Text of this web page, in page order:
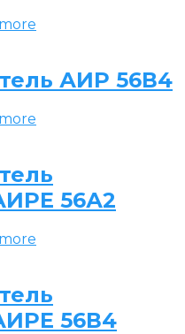
АИР 56В4
56А2
56В4